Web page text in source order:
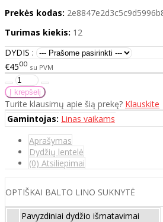
Prekės kodas:
Turimas kiekis: 12
DYDIS :
€4500 su PVM
Turite klausimų apie šią prekę? Klauskite
Gamintojas: Linas vaikams
Aprašymas
Dydžių lentelė
(0) Atsiliepimai
OPTIŠKAI BALTO LINO SUKNYTĖ
Pavyzdiniai dydžio išmatavimai